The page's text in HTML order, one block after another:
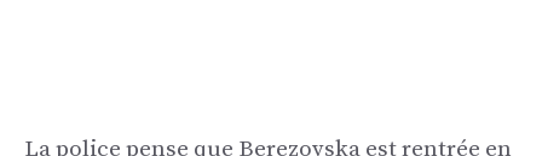
La police pense que Berezovska est rentrée en